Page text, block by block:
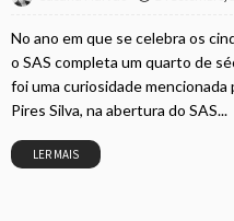
No ano em que se celebra os
o SAS completa um quarto de
foi uma curiosidade
Pires Silva, na abertura do SAS...
LER MAIS